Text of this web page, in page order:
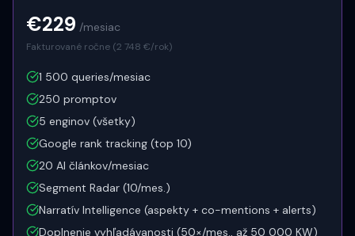
€229 /mesiac
Fakturované ročne (2 748 €/rok)
1 500 queries/mesiac
250 promptov
5 enginov (všetky)
Google rank tracking (top 10)
20 AI článkov/mesiac
Segment Radar (10/mes.)
Narratív Intelligence (aspekty + co-mentions + alerts)
Doplnenie vyhľadávanosti (50×/mes., až 50 000 KW)